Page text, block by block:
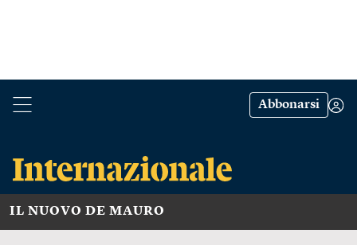
Abbonarsi
IL NUOVO DE MAURO